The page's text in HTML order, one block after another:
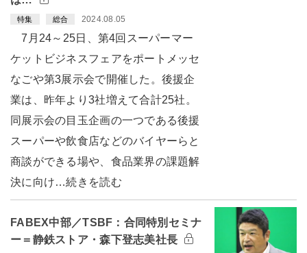
特集 総合 2024.08.05
7月24～25日、第4回スーパーマー
ケットビジネスフェアをポートメッセ
なごや第3展示会で開催した。後援企
業は、昨年より3社増えて合計25社。
同展示会の目玉企画の一つである後援
スーパーや飲食店などのバイヤーらと
商談ができる場や、食品業界の課題解
決に向け…続きを読む
FABEX中部／TSBF：合同特別セミナ
ー＝静鉄ストア・森下登志美社長